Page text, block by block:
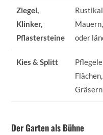
Ziegel,
Klinker,
Pflastersteine
oder
Kies & Splitt
Der Garten als Bühne